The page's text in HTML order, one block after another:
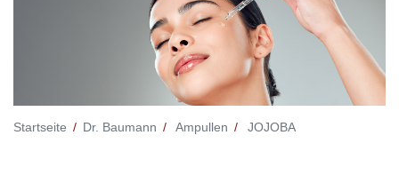
Startseite Dr. Baumann Ampullen JOJOBA